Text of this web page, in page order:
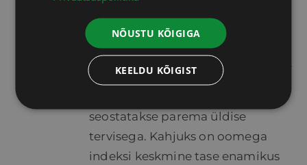
Omega 3 indeks on kõige
olulisem: südame tervise
tagamiseks peab teie Omega 3
sisaldus veres olema vähemalt 8%.
seostatakse parema üldise
tervisega. Kahjuks on oomega
indeksi keskmine tase enamikus
NÕUSTU KÕIGIGA
KEELDU KÕIGIST